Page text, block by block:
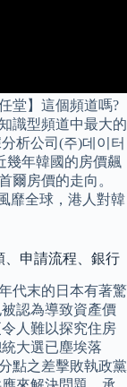
堂】這個頻道嗎?
識型頻道中最大的
析公司(주)데이터
幾年韓國的房價飆
爾房價的走向。
靡全球，港人對韓
、申請流程、銀行
代末的日本有著驚
認為導致資產價
人難以探究住房
大選已塵埃落
點之差擊敗執政黨